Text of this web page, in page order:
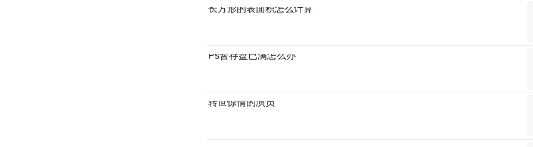
长方形的表面积怎么计算
Ps暂存盘已满怎么办
转世惊情的演员